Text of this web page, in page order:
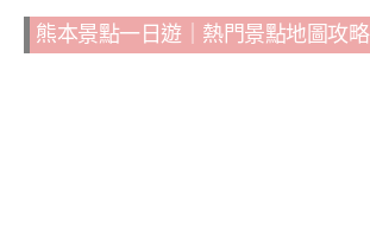
熊本景點一日遊｜熱門景點地圖攻略